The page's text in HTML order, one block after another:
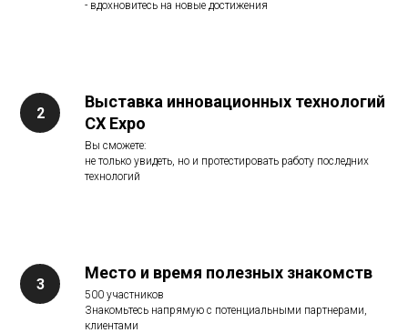
- вдохновитесь на новые достижения
Выставка инновационных технологий
CX Expo
Вы сможете:
не только увидеть, но и протестировать работу последних
технологий
Место и время полезных знакомств
500 участников
Знакомьтесь напрямую с потенциальными партнерами,
клиентами